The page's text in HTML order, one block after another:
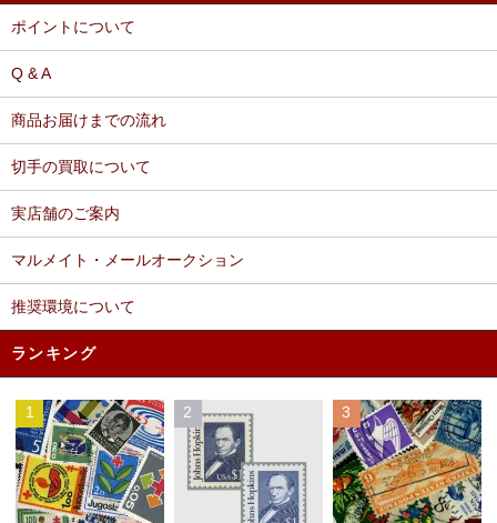
ポイントについて
Q & A
商品お届けまでの流れ
切手の買取について
実店舗のご案内
マルメイト・メールオークション
推奨環境について
ランキング
1 2 3